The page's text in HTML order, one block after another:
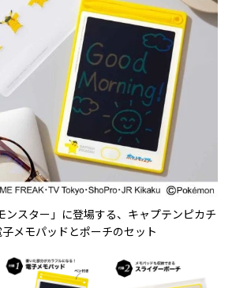
ンスター」に登場する、キャプテンピカチ
メモパッドとポーチのセット